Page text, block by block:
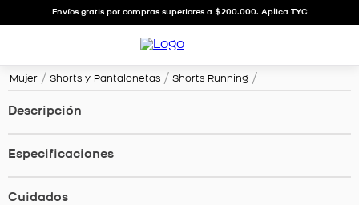
Envíos gratis por compras superiores a $200.000. Aplica TYC
Mujer Shorts y Pantalonetas Shorts Running
Descripción
Especificaciones
Cuidados